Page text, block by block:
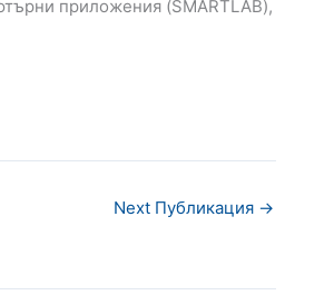
приложения (SMARTLAB),
Next Публикация →